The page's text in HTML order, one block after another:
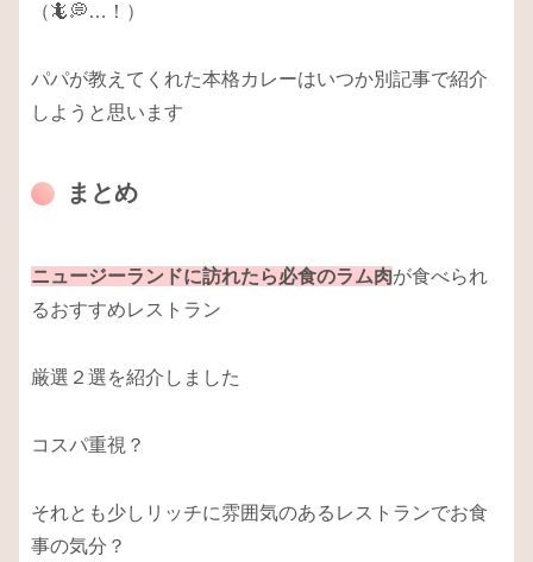
（🦎💭…！）
パパが教えてくれた本格カレーはいつか別記事で紹介
しようと思います
まとめ
ニュージーランドに訪れたら必食のラム肉が食べられ
るおすすめレストラン
厳選２選を紹介しました
コスパ重視？
それとも少しリッチに雰囲気のあるレストランでお食
事の気分？